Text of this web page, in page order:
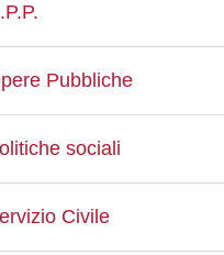
Pubbliche
sociali
Civile